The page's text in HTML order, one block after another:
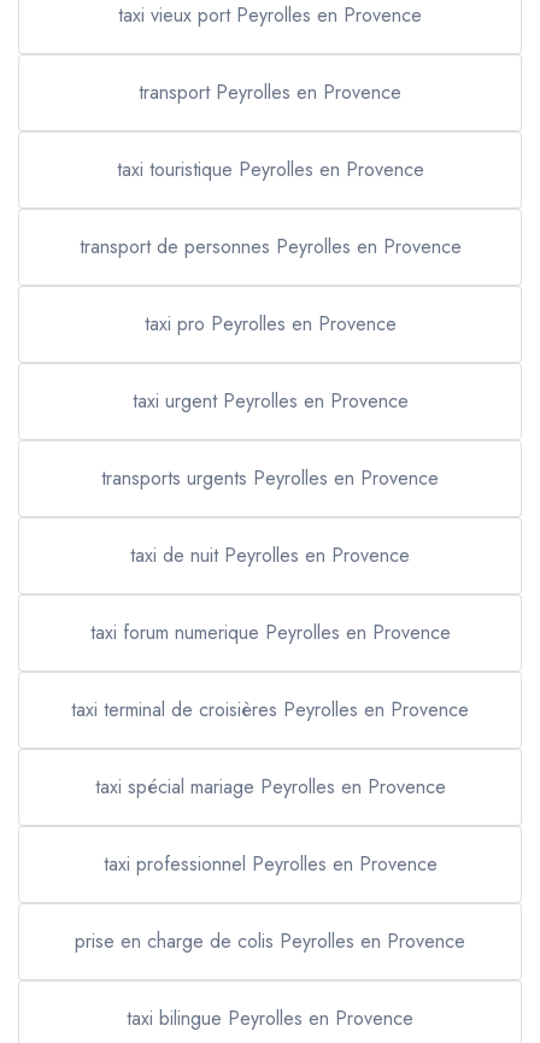
taxi vieux port Peyrolles en Provence
transport Peyrolles en Provence
taxi touristique Peyrolles en Provence
transport de personnes Peyrolles en Provence
taxi pro Peyrolles en Provence
taxi urgent Peyrolles en Provence
transports urgents Peyrolles en Provence
taxi de nuit Peyrolles en Provence
taxi forum numerique Peyrolles en Provence
taxi terminal de croisières Peyrolles en Provence
taxi spécial mariage Peyrolles en Provence
taxi professionnel Peyrolles en Provence
prise en charge de colis Peyrolles en Provence
taxi bilingue Peyrolles en Provence